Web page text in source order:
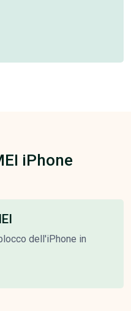
iPhone
dell'iPhone in